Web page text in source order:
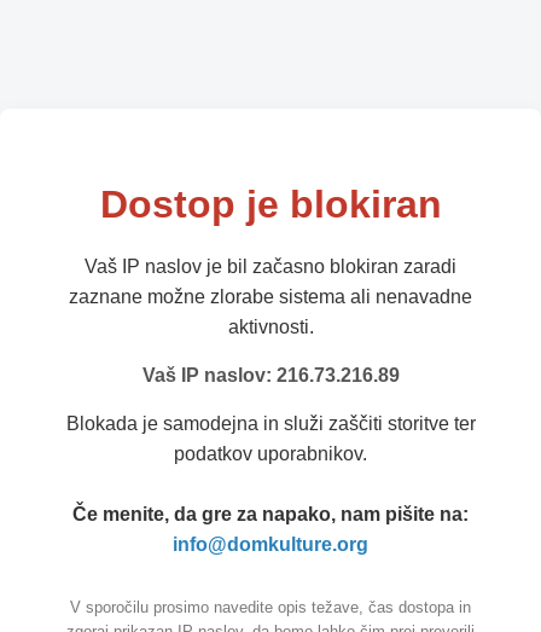
Dostop je blokiran
Vaš IP naslov je bil začasno blokiran zaradi
zaznane možne zlorabe sistema ali nenavadne
aktivnosti.
Vaš IP naslov: 216.73.216.89
Blokada je samodejna in služi zaščiti storitve ter
podatkov uporabnikov.
Če menite, da gre za napako, nam pišite na:
info@domkulture.org
V sporočilu prosimo navedite opis težave, čas dostopa in